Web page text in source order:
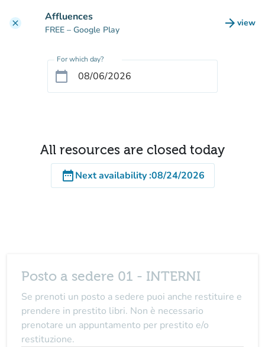
clear Affluences
FREE – Google Play arrow_forward view
(new
For which day?
calendar_today
All resources are closed today
date_rangeNext availability:08/24/2026
Posto a sedere 01 - INTERNI
Se prenoti un posto a sedere puoi anche restituire e
prendere in prestito libri. Non è necessario
prenotare un appuntamento per prestito e/o
restituzione.